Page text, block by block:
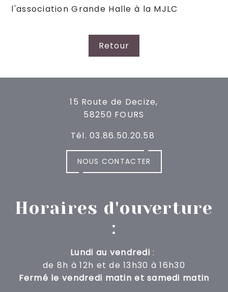
l'association Grande Halle à la MJLC
Retour
15 Route de Decize,
58250 FOURS
Tél. 03.86.50.20.58
NOUS CONTACTER
Horaires d'ouverture
:
Lundi au vendredi :
de 8h à 12h et de 13h30 à 16h30
Fermé le vendredi matin et samedi matin